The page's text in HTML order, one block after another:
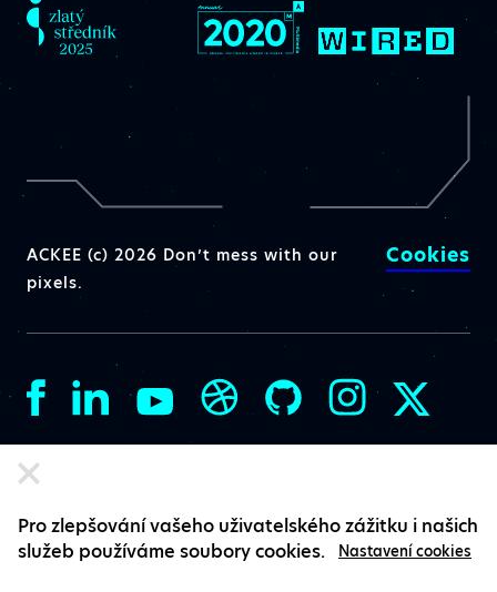
ACKEE (c) 2026 Don’t mess with our
pixels.
Cookies
Pro zlepšování vašeho uživatelského zážitku i našich
služeb používáme soubory cookies.
Nastavení cookies